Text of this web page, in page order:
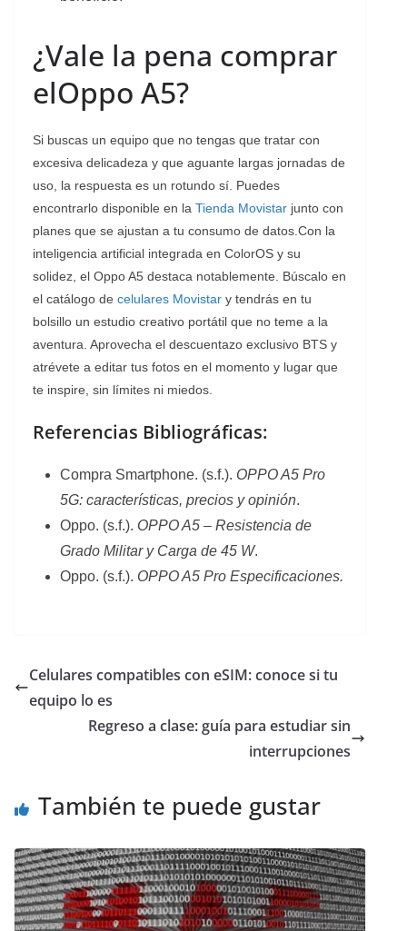
¿Vale la pena comprar
elOppo A5?
Si buscas un equipo que no tengas que tratar con
excesiva delicadeza y que aguante largas jornadas de
uso, la respuesta es un rotundo sí. Puedes
encontrarlo disponible en la Tienda Movistar junto con
planes que se ajustan a tu consumo de datos.Con la
inteligencia artificial integrada en ColorOS y su
solidez, el Oppo A5 destaca notablemente. Búscalo en
el catálogo de celulares Movistar y tendrás en tu
bolsillo un estudio creativo portátil que no teme a la
aventura. Aprovecha el descuentazo exclusivo BTS y
atrévete a editar tus fotos en el momento y lugar que
te inspire, sin límites ni miedos.
Referencias Bibliográficas:
Compra Smartphone. (s.f.). OPPO A5 Pro
5G: características, precios y opinión.
Oppo. (s.f.). OPPO A5 – Resistencia de
Grado Militar y Carga de 45 W.
Oppo. (s.f.). OPPO A5 Pro Especificaciones.
Celulares compatibles con eSIM: conoce si tu
equipo lo es
Regreso a clase: guía para estudiar sin
interrupciones
También te puede gustar